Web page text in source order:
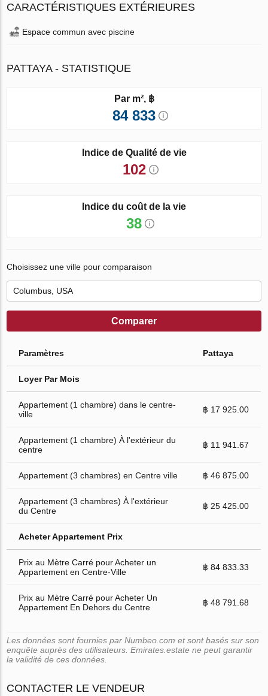
CARACTÉRISTIQUES EXTÉRIEURES
Espace commun avec piscine
PATTAYA - STATISTIQUE
Par m², ฿
84 833
Indice de Qualité de vie
102
Indice du coût de la vie
38
Choisissez une ville pour comparaison
Comparer
Paramètres Pattaya
Loyer Par Mois
Appartement (1 chambre) dans le centre-
ville
฿ 17 925.00
Appartement (1 chambre) À l'extérieur du
centre
฿ 11 941.67
Appartement (3 chambres) en Centre ville ฿ 46 875.00
Appartement (3 chambres) À l'extérieur
du Centre
฿ 25 425.00
Acheter Appartement Prix
Prix au Mètre Carré pour Acheter un
Appartement en Centre-Ville
฿ 84 833.33
Prix au Mètre Carré pour Acheter Un
Appartement En Dehors du Centre
฿ 48 791.68
Les données sont fournies par Numbeo.com et sont basés sur son
enquête auprès des utilisateurs. Emirates.estate ne peut garantir
la validité de ces données.
CONTACTER LE VENDEUR